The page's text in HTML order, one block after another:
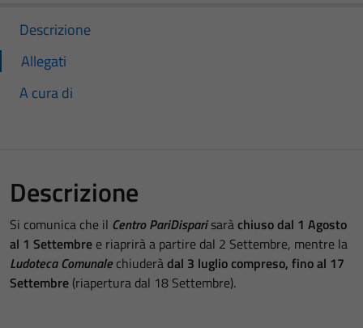
Descrizione
Allegati
A cura di
Descrizione
Si comunica che il Centro PariDisparisaràchiuso dal 1 Agosto
al 1 Settembre e riaprirà a partire dal 2 Settembre, mentre la
Ludoteca Comunalechiuderàdal 3 luglio compreso, fino al 17
Settembre (riapertura dal 18 Settembre).